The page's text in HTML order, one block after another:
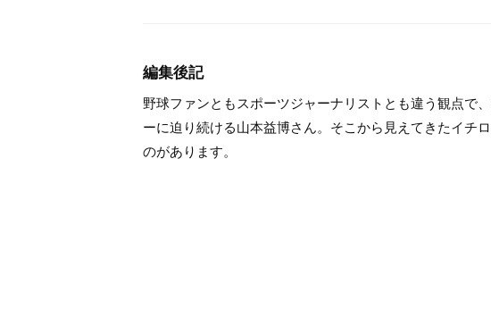
編集後記
野球ファンともスポーツジャーナリストとも違う観点で
ーに迫り続ける山本益博さん。そこから見えてきたイチ
のがあります。